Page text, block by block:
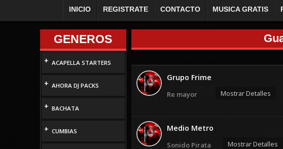
INICIO REGISTRATE CONTACTO MUSICA GRATIS
GENEROS
+ ACAPELLA STARTERS
+ AHORA DJ PACKS
+ BACHATA
+ CUMBIAS
Grupo Frime
Re mayor Mostrar Detalles
Medio Metro
Sonido Pirata Mostrar Detalles